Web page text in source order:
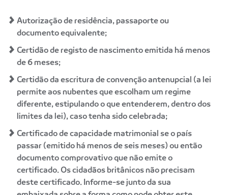
Autorização de residência, passaporte ou
documento equivalente;
Certidão de registo de nascimento emitida há menos
de 6 meses;
Certidão da escritura de convenção antenupcial (a lei
permite aos nubentes que escolham um regime
diferente, estipulando o que entenderem, dentro dos
limites da lei), caso tenha sido celebrada;
Certificado de capacidade matrimonial se o país
passar (emitido há menos de seis meses) ou então
documento comprovativo que não emite o
certificado. Os cidadãos britânicos não precisam
deste certificado. Informe-se junto da sua